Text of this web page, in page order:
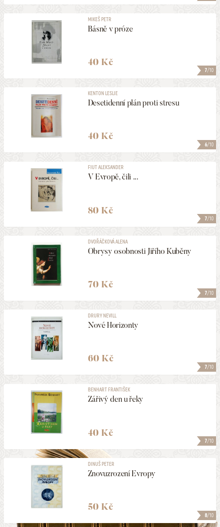
7/10
MIKEŠ PETR
Básně v próze
40 Kč
6/10
KENTON LESLIE
Desetidenní plán proti stresu
40 Kč
7/10
FIUT ALEKSANDER
V Evropě, čili ...
80 Kč
7/10
DVOŘÁČKOVÁ ALENA
Obrysy osobnosti Jiřího Kuběny
70 Kč
7/10
DRURY NEVILL
Nové Horizonty
60 Kč
7/10
BENHART FRANTIŠEK
Zářivý den u řeky
40 Kč
8/10
DINUŠ PETER
Znovuzrození Evropy
50 Kč